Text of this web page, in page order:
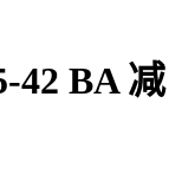
42 BA 减